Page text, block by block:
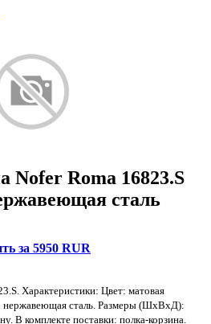
Nofer Roma 16823.S
сталь
за 5950 RUR
Характеристики: Цвет: матовая
нержавеющая сталь. Размеры (ШхВхД):
В комплекте поставки: полка-корзина.